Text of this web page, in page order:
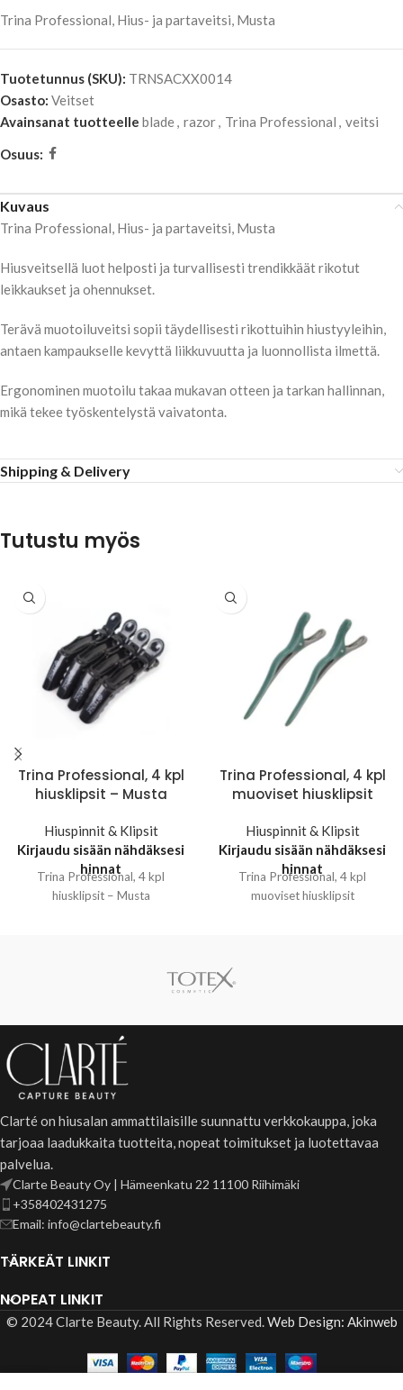
Trina Professional, Hius- ja partaveitsi, Musta
Tuotetunnus (SKU): TRNSACXX0014
Osasto: Veitset
Avainsanat tuotteelle blade, razor, Trina Professional , veitsi
Osuus:
Kuvaus
Trina Professional, Hius- ja partaveitsi, Musta
Hiusveitsellä luot helposti ja turvallisesti trendikkäät rikotut
leikkaukset ja ohennukset.
Terävä muotoiluveitsi sopii täydellisesti rikottuihin hiustyyleihin,
antaen kampaukselle kevyttä liikkuvuutta ja luonnollista ilmettä.
Ergonominen muotoilu takaa mukavan otteen ja tarkan hallinnan,
mikä tekee työskentelystä vaivatonta.
Shipping & Delivery
Tutustu myös
Trina Professional, 4 kpl
hiusklipsit – Musta
Hiuspinnit & Klipsit
Kirjaudu sisään nähdäksesi
hinnat
Trina Professional, 4 kpl
hiusklipsit – Musta
Trina Professional, 4 kpl
muoviset hiusklipsit
Hiuspinnit & Klipsit
Kirjaudu sisään nähdäksesi
hinnat
Trina Professional, 4 kpl
muoviset hiusklipsit
Clarté on hiusalan ammattilaisille suunnattu verkkokauppa, joka
tarjoaa laadukkaita tuotteita, nopeat toimitukset ja luotettavaa
palvelua.
Clarte Beauty Oy | Hämeenkatu 22 11100 Riihimäki
+358402431275
Email: info@clartebeauty.fi
TÄRKEÄT LINKIT
NOPEAT LINKIT
© 2024 Clarte Beauty. All Rights Reserved.Web Design: Akinweb